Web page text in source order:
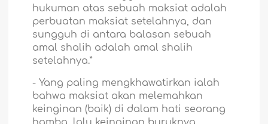
hukuman atas sebuah maksiat adalah
perbuatan maksiat setelahnya, dan
sungguh di antara balasan sebuah
amal shalih adalah amal shalih
setelahnya.”
- Yang paling mengkhawatirkan ialah
bahwa maksiat akan melemahkan
keinginan (baik) di dalam hati seorang